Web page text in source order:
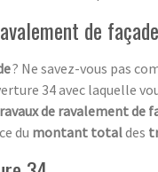
de façade
? Ne savez-vous pas
34 avec laquelle
de ravalement de
du montant totaldes